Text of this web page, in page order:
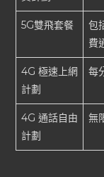
5G雙飛套餐
包
費
4G 極速上網
計劃
每
4G 通話自由
計劃
無